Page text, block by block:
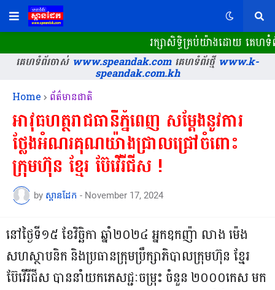
រក្សាសិទ្ធិគ្រប់យ៉ាងដោយ គេហទំព័រ
គេហទំព័រចាស់www.speandak.comគេហទំព័រថ្មីwww.k-
speandak.com.kh
Home ព័ត៌មានជាតិ
អាវុធហត្ថរាជធានីភ្នំពេញ សម្តែងនូវការ
ថ្លែងអំណរគុណយ៉ាងជ្រាលជ្រៅចំពោះ
ក្រុមហ៊ុន ខែ្មរ ប៊ែវើរីជីស !
by ស្ពានដែក - November 17, 2024
នៅថ្ងៃទី១៥ ខែវិច្ឆិកា ឆ្នាំ២០២៤ អ្នកឧកញ៉ា លាង ម៉េង
សហស្ថាបនិក និងប្រធានក្រុមប្រឹក្សាភិបាលក្រុមហ៊ុន ខ្មែរ
ប៊ែវើរីជីស បាននាំយកភេសជ្ជៈចម្រុះ ចំនួន ២០០០កេស មក